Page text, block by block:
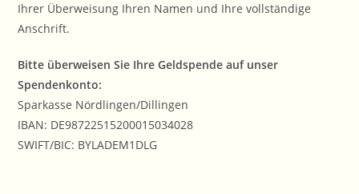
Ihrer Überweisung Ihren Namen und Ihre vollständige
Anschrift.
Bitte überweisen Sie Ihre Geldspende auf unser
Spendenkonto:
Sparkasse Nördlingen/Dillingen
IBAN: DE98722515200015034028
SWIFT/BIC: BYLADEM1DLG